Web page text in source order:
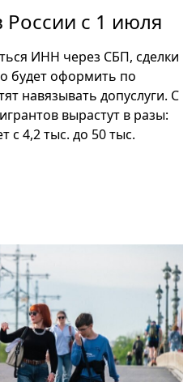
России с 1 июля
ИНН через СБП, сделки
будет оформить по
навязывать допуслуги. С
вырастут в разы:
с 4,2 тыс. до 50 тыс.